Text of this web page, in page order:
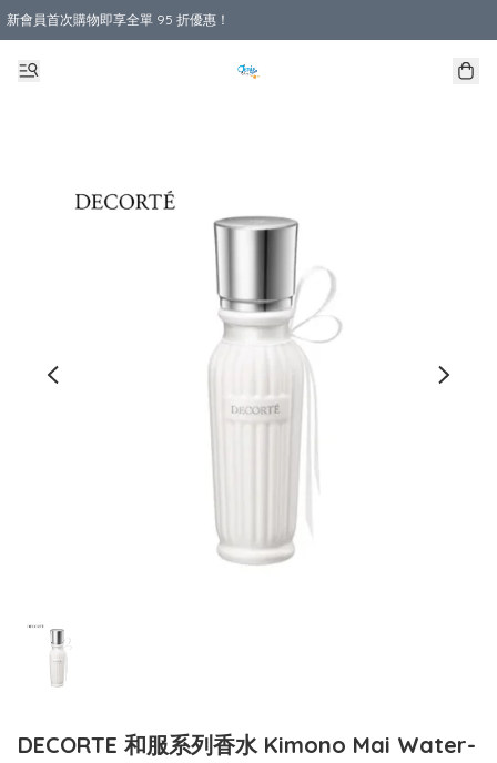
新會員首次購物即享全單 95 折優惠！
購物滿 HKD 800.00即享免運費優惠！（適用於 本地送貨、本地取貨 )
DECORTE 和服系列香水 Kimono Mai Water-